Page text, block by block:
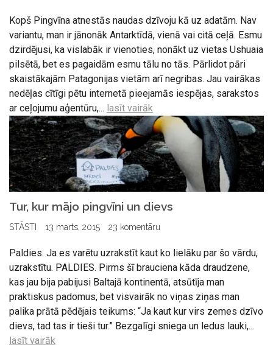
Kopš Pingvīna atnestās naudas dzīvoju kā uz adatām. Nav
variantu, man ir jānonāk Antarktīdā, vienā vai citā ceļā. Esmu
dzirdējusi, ka vislabāk ir vienoties, nonākt uz vietas Ushuaia
pilsētā, bet es pagaidām esmu tālu no tās. Pārlidot pāri
skaistākajām Patagonijas vietām arī negribas. Jau vairākas
nedēļas cītīgi pētu internetā pieejamās iespējas, sarakstos
ar ceļojumu aģentūru,... lasīt vairāk
Tur, kur mājo pingvīni un dievs
STĀSTI 13 marts, 2015 23 komentāru
Paldies. Ja es varētu uzrakstīt kaut ko lielāku par šo vārdu,
uzrakstītu. PALDIES. Pirms šī brauciena kāda draudzene,
kas jau bija pabijusi Baltajā kontinentā, atsūtīja man
praktiskus padomus, bet visvairāk no viņas ziņas man
palika prātā pēdējais teikums: “Ja kaut kur virs zemes dzīvo
dievs, tad tas ir tieši tur.” Bezgalīgi sniega un ledus lauki,...
lasīt vairāk